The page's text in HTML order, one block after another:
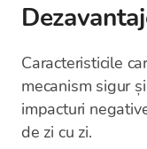
Caracteristicile
mecanism sigur
impacturi
de zi cu zi.